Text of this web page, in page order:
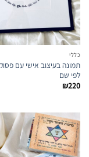
כללי
תמונה בעיצוב אישי עם
לפי שם
₪220